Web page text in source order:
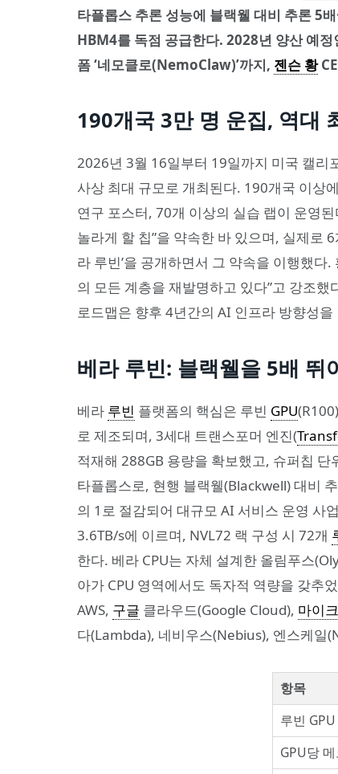
타플롭스 추론 성능에 블랙웰 대비 추론 5
HBM4를 독점 공급한다. 2028년 양산 예
폼 ‘네모클로(NemoClaw)’까지, 젠슨 황
190개국 3만 명 운집, 역대
2026년 3월 16일부터 19일까지 미국 캘리
사상 최대 규모로 개최된다. 190개국 이상
연구 포스터, 70개 이상의 실습 랩이 운영
놀라게 할 칩”을 약속한 바 있으며, 실제로
라 루빈’을 공개하면서 그 약속을 이행했다
의 모든 계층을 재발명하고 있다”고 강조
로드맵은 향후 4년간의 AI 인프라 방향성
베라 루빈: 블랙웰을 5배 뛰
베라 루빈 플랫폼의 핵심은 루빈 GPU
로 제조되며, 3세대 트랜스포머 엔진(
적재해 288GB 용량을 확보했고, 슈퍼칩
타플롭스로, 현행 블랙웰(Blackwell) 대비
의 1로 절감되어 대규모 AI 서비스 운영 사
3.6TB/s에 이르며, NVL72 랙 구성 시 72개
한다. 베라 CPU는 자체 설계한 올림푸스
아가 CPU 영역에서도 독자적 역량을 갖추
AWS, 구글 클라우드(Google Cloud), 마이
다(Lambda), 네비우스(Nebius), 엔스케일
항목
루빈
GPU당